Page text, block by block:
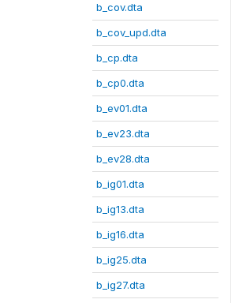
b_cov.dta
b_cov_upd.dta
b_cp.dta
b_cp0.dta
b_ev01.dta
b_ev23.dta
b_ev28.dta
b_ig01.dta
b_ig13.dta
b_ig16.dta
b_ig25.dta
b_ig27.dta